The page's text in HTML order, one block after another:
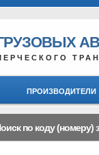
ПРОИЗВОДИТЕЛИ
по коду (номеру)